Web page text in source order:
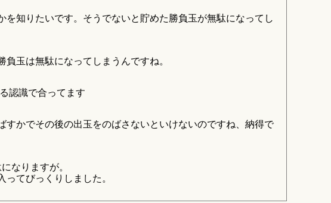
知りたいです。そうでないと貯めた勝負玉が無駄になってし
玉は無駄になってしまうんですね。
認識で合ってます
かでその後の出玉をのばさないといけないのですね、納得で
なりますが。
てびっくりしました。